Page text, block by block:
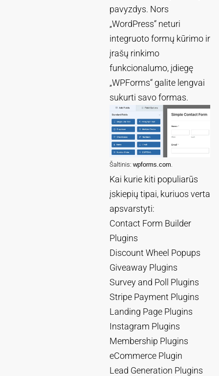
pavyzdys. Nors
„WordPress“ neturi
integruoto formų kūrimo ir
įrašų rinkimo
funkcionalumo, įdiegę
„WPForms“ galite lengvai
sukurti savo formas.
Šaltinis: wpforms.com
Kai kurie kiti populiarūs
įskiepių tipai, kuriuos verta
apsvarstyti:
Contact Form Builder
Plugins
Discount Wheel Popups
Giveaway Plugins
Survey and Poll Plugins
Stripe Payment Plugins
Landing Page Plugins
Instagram Plugins
Membership Plugins
eCommerce Plugin
Lead Generation Plugins